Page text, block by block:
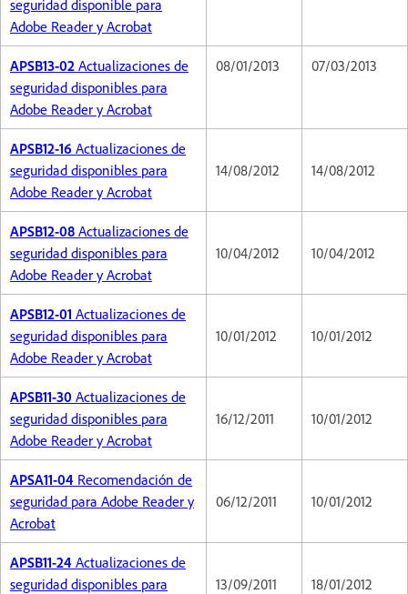
seguridad disponible para
Adobe Reader y Acrobat
APSB13-02 Actualizaciones de
seguridad disponibles para
Adobe Reader y Acrobat
08/01/2013 07/03/2013
APSB12-16 Actualizaciones de
seguridad disponibles para
Adobe Reader y Acrobat
14/08/2012 14/08/2012
APSB12-08 Actualizaciones de
seguridad disponibles para
Adobe Reader y Acrobat
10/04/2012 10/04/2012
APSB12-01 Actualizaciones de
seguridad disponibles para
Adobe Reader y Acrobat
10/01/2012 10/01/2012
APSB11-30 Actualizaciones de
seguridad disponibles para
Adobe Reader y Acrobat
16/12/2011 10/01/2012
APSA11-04 Recomendación de
seguridad para Adobe Reader y
Acrobat
06/12/2011 10/01/2012
APSB11-24 Actualizaciones de
seguridad disponibles para
13/09/2011 18/01/2012